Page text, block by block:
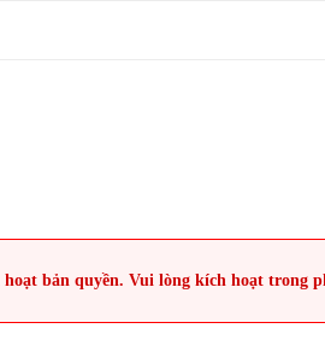
bản quyền. Vui lòng kích hoạt trong